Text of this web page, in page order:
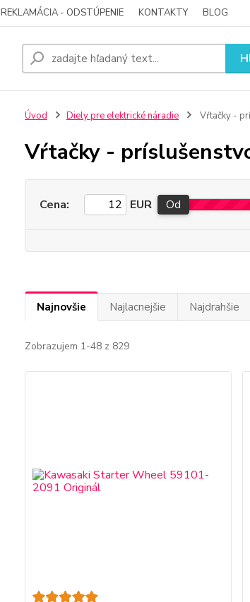
REKLAMÁCIA - ODSTÚPENIE KONTAKTY BLOG
Úvod Diely pre elektrické náradie Vŕtačky -
Vŕtačky -
Cena: EUR Od
Najnovšie Najlacnejšie Najdrahšie
Zobrazujem 1-48 z 829